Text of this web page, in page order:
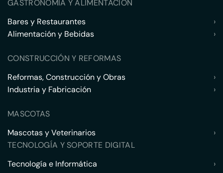
GASTRONOMÍA Y ALIMENTACIÓN
Bares y Restaurantes
›
Alimentación y Bebidas
›
CONSTRUCCIÓN Y REFORMAS
Reformas, Construcción y Obras
›
Industria y Fabricación
›
MASCOTAS
Mascotas y Veterinarios
›
TECNOLOGÍA Y SOPORTE DIGITAL
Tecnología e Informática
›